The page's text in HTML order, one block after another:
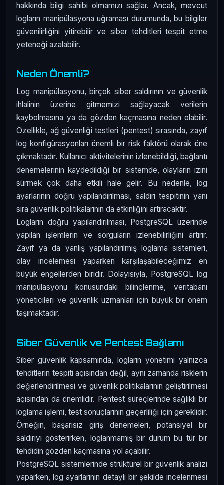
hakkında bilgi sahibi olmamızı sağlar. Ancak, mevcut
logların manipülasyona uğraması durumunda, bu bilgiler
güvenilirliğini yitirebilir ve siber tehditleri tespit etme
yeteneği azalabilir.
Neden Önemli?
Log manipülasyonu, birçok siber saldırının ve güvenlik
ihlalinin üzerine gitmemizi sağlayacak verilerin
kaybolmasına ya da gözden kaçmasına neden olabilir.
Özellikle, ağ güvenliği testleri (pentest) sırasında, zayıf
log konfigürasyonları önemli bir risk faktörü olarak öne
çıkmaktadır. Kullanıcı aktivitelerinin izlenebildiği, bağlantı
denemelerinin kaydedildiği bir sistemde, olayların izini
sürmek çok daha etkili hale gelir. Bu nedenle, log
ayarlarının doğru yapılandırılması, saldırı tespitinin yanı
sıra güvenlik politikalarının da etkinliğini artıracaktır.
Logların doğru yapılandırılması, PostgreSQL üzerinde
yapılan işlemlerin ve sorguların izlenebilirliğini artırır.
Zayıf ya da yanlış yapılandırılmış loglama sistemleri,
olay incelemesi yaparken karşılaşabileceğimiz en
büyük engellerden biridir. Dolayısıyla, PostgreSQL log
manipülasyonu konusundaki bilinçlenme, veritabanı
yöneticileri ve güvenlik uzmanları için büyük bir önem
taşımaktadır.
Siber Güvenlik ve Pentest Bağlamı
Siber güvenlik kapsamında, logların yönetimi yalnızca
tehditlerin tespiti açısından değil, aynı zamanda risklerin
değerlendirilmesi ve güvenlik politikalarının geliştirilmesi
açısından da önemlidir. Pentest süreçlerinde sağlıklı bir
loglama işlemi, test sonuçlarının geçerliliği için gereklidir.
Örneğin, başarısız giriş denemeleri, potansiyel bir
saldırıyı gösterirken, loglanmamış bir durum bu tür bir
tehdidin gözden kaçmasına yol açabilir.
PostgreSQL sistemlerinde strüktürel bir güvenlik analizi
yaparken, log ayarlarının detaylı bir şekilde incelenmesi